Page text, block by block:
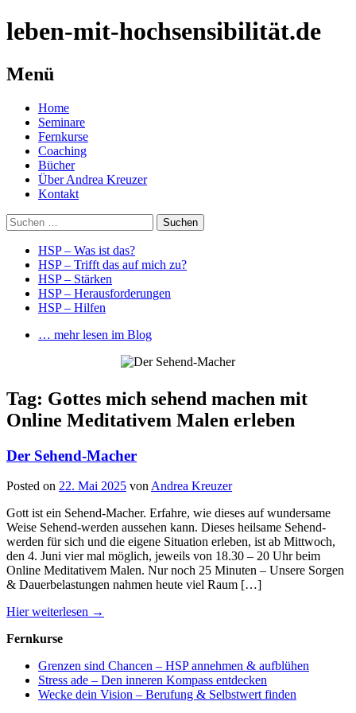
leben-mit-hochsensibilität.de
Menü
Springe
zum
Inhalt
Home
Seminare
Fernkurse
Coaching
Bücher
Über Andrea Kreuzer
Kontakt
Suchen
nach:
HSP – Was ist das?
HSP – Trifft das auf mich zu?
HSP – Stärken
HSP – Herausforderungen
HSP – Hilfen
… mehr lesen im Blog
Tag: Gottes mich sehend machen mit
Online Meditativem Malen erleben
Der Sehend-Macher
Posted on 22. Mai 2025 von Andrea Kreuzer
Gott ist ein Sehend-Macher. Erfahre, wie dieses auf wundersame
Weise Sehend-werden aussehen kann. Dieses heilsame Sehend-
werden für sich und die eigene Situation erleben, ist ab Mittwoch,
den 4. Juni vier mal möglich, jeweils von 18.30 – 20 Uhr beim
Online Meditativem Malen. Nur noch 25 Minuten – Unsere Sorgen
& Dauerbelastungen nahmen heute viel Raum […]
Hier weiterlesen →
Fernkurse
Grenzen sind Chancen – HSP annehmen & aufblühen
Stress ade – Den inneren Kompass entdecken
Wecke dein Vision – Berufung & Selbstwert finden